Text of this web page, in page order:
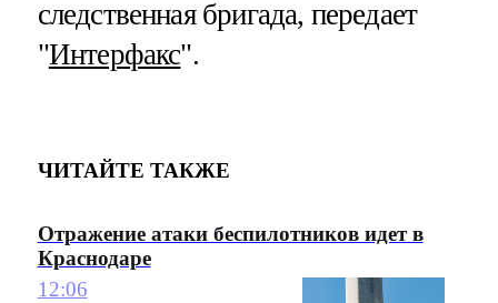
следственная бригада, передает
"Интерфакс".
ЧИТАЙТЕ ТАКЖЕ
Отражение атаки беспилотников идет в
Краснодаре
12:06